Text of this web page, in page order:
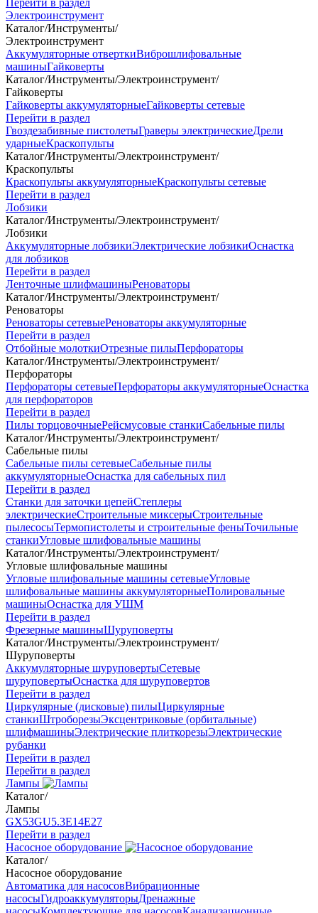
Перейти в раздел
Электроинструмент
Каталог/Инструменты/
Электроинструмент
Аккумуляторные отверткиВиброшлифовальные
машиныГайковерты
Каталог/Инструменты/Электроинструмент/
Гайковерты
Гайковерты аккумуляторныеГайковерты сетевые
Перейти в раздел
Гвоздезабивные пистолетыГраверы электрическиеДрели
ударныеКраскопульты
Каталог/Инструменты/Электроинструмент/
Краскопульты
Краскопульты аккумуляторныеКраскопульты сетевые
Перейти в раздел
Лобзики
Каталог/Инструменты/Электроинструмент/
Лобзики
Аккумуляторные лобзикиЭлектрические лобзикиОснастка
для лобзиков
Перейти в раздел
Ленточные шлифмашиныРеноваторы
Каталог/Инструменты/Электроинструмент/
Реноваторы
Реноваторы сетевыеРеноваторы аккумуляторные
Перейти в раздел
Отбойные молоткиОтрезные пилыПерфораторы
Каталог/Инструменты/Электроинструмент/
Перфораторы
Перфораторы сетевыеПерфораторы аккумуляторныеОснастка
для перфораторов
Перейти в раздел
Пилы торцовочныеРейсмусовые станкиСабельные пилы
Каталог/Инструменты/Электроинструмент/
Сабельные пилы
Сабельные пилы сетевыеСабельные пилы
аккумуляторныеОснастка для сабельных пил
Перейти в раздел
Станки для заточки цепейСтеплеры
электрическиеСтроительные миксерыСтроительные
пылесосыТермопистолеты и строительные феныТочильные
станкиУгловые шлифовальные машины
Каталог/Инструменты/Электроинструмент/
Угловые шлифовальные машины
Угловые шлифовальные машины сетевыеУгловые
шлифовальные машины аккумуляторныеПолировальные
машиныОснастка для УШМ
Перейти в раздел
Фрезерные машиныШуруповерты
Каталог/Инструменты/Электроинструмент/
Шуруповерты
Аккумуляторные шуруповертыСетевые
шуруповертыОснастка для шуруповертов
Перейти в раздел
Циркулярные (дисковые) пилыЦиркулярные
станкиШтроборезыЭксцентриковые (орбитальные)
шлифмашиныЭлектрические плиткорезыЭлектрические
рубанки
Перейти в раздел
Перейти в раздел
Лампы
Каталог/
Лампы
GX53GU5.3Е14Е27
Перейти в раздел
Насосное оборудование
Каталог/
Насосное оборудование
Автоматика для насосовВибрационные
насосыГидроаккумуляторыДренажные